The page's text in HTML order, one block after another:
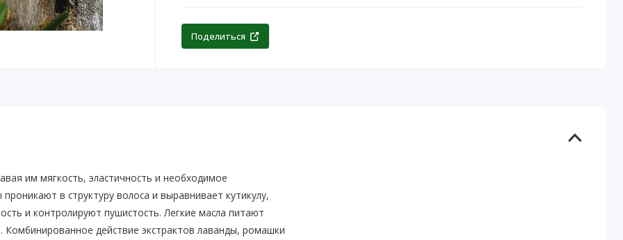
Поделиться
им мягкость, эластичность и необходимое
в структуру волоса и выравнивает кутикулу,
и контролируют пушистость. Легкие масла питают
действие экстрактов лаванды, ромашки